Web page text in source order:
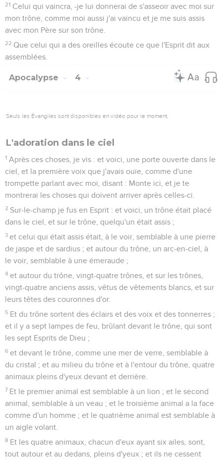
21 Celui qui vaincra, -je lui donnerai de s'asseoir avec moi sur
mon trône, comme moi aussi j'ai vaincu et je me suis assis
avec mon Père sur son trône.
22 Que celui qui a des oreilles écoute ce que l'Esprit dit aux
assemblées.
Apocalypse 4
Seuls les Évangiles sont disponibles en vidéo pour le moment.
L'adoration dans le ciel
1 Après ces choses, je vis : et voici, une porte ouverte dans le
ciel, et la première voix que j'avais ouïe, comme d'une
trompette parlant avec moi, disant : Monte ici, et je te
montrerai les choses qui doivent arriver après celles-ci.
2 Sur-le-champ je fus en Esprit : et voici, un trône était placé
dans le ciel, et sur le trône, quelqu'un était assis ;
3 et celui qui était assis était, à le voir, semblable à une pierre
de jaspe et de sardius ; et autour du trône, un arc-en-ciel, à
le voir, semblable à une émeraude ;
4 et autour du trône, vingt-quatre trônes, et sur les trônes,
vingt-quatre anciens assis, vêtus de vêtements blancs, et sur
leurs têtes des couronnes d'or.
5 Et du trône sortent des éclairs et des voix et des tonnerres ;
et il y a sept lampes de feu, brûlant devant le trône, qui sont
les sept Esprits de Dieu ;
6 et devant le trône, comme une mer de verre, semblable à
du cristal ; et au milieu du trône et à l'entour du trône, quatre
animaux pleins d'yeux devant et derrière.
7 Et le premier animal est semblable à un lion ; et le second
animal, semblable à un veau ; et le troisième animal a la face
comme d'un homme ; et le quatrième animal est semblable à
un aigle volant.
8 Et les quatre animaux, chacun d'eux ayant six ailes, sont,
tout autour et au dedans, pleins d'yeux ; et ils ne cessent